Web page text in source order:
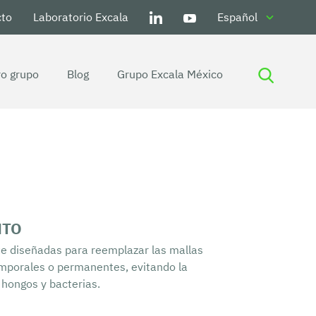
Laboratorio Excala Español
grupo Blog Grupo Excala México
/ malla antigranizo
Protege tus cultivos ante la
radiación solar con la tela sombrío
diseñadas para reemplazar las mallas
o permanentes, evitando la
y bacterias.